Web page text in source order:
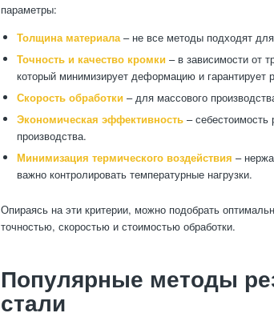
параметры:
Толщина материала– не все методы подходят для
Точность и качество кромки – в зависимости от
который минимизирует деформацию и гарантирует
Скорость обработки – для массового
Экономическая эффективность – себестоимость
производства.
Минимизация термического воздействия –
важно контролировать температурные нагрузки.
Опираясь на эти критерии, можно подобрать
точностью, скоростью и стоимостью обработки.
Популярные методы
стали